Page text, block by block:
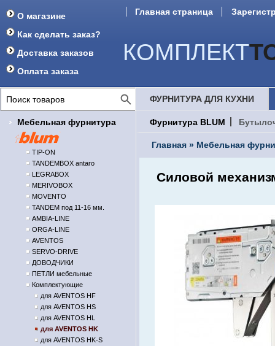
О магазине
Как сделать заказ?
Доставка заказов
Оплата заказа
Главная страница
КОМПЛЕКТ
Мебельная фурнитура
TIP-ON
TANDEMBOX antaro
LEGRABOX
MERIVOBOX
MOVENTO
TANDEM под 11-16 мм.
AMBIA-LINE
ORGA-LINE
AVENTOS
SERVO-DRIVE
ДОВОДЧИКИ
ПЕТЛИ мебельные
Комплектующие
для AVENTOS HF
для AVENTOS HS
для AVENTOS HL
для AVENTOS HK
для AVENTOS HK-S
ФУРНИТУРА ДЛЯ КУХНИ
Фурнитура BLUM
Главная » Мебельная
Силовой